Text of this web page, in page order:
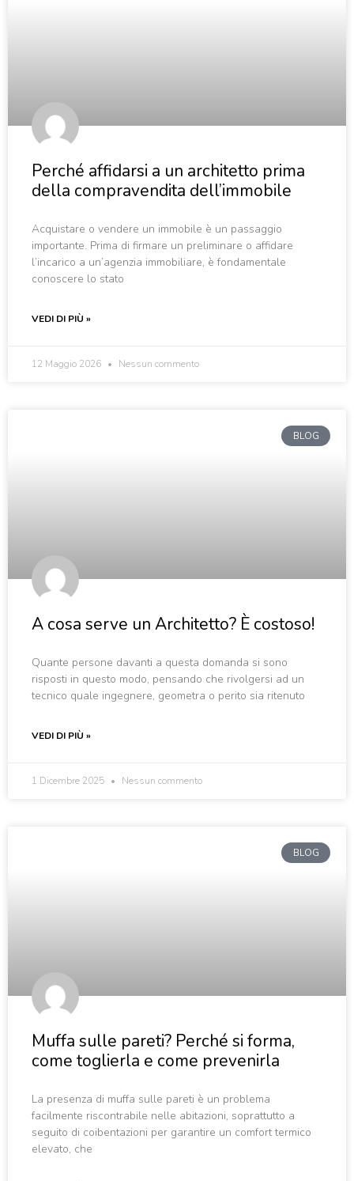
Perché affidarsi a un architetto prima
della compravendita dell’immobile
Acquistare o vendere un immobile è un passaggio
importante. Prima di firmare un preliminare o affidare
l’incarico a un’agenzia immobiliare, è fondamentale
conoscere lo stato
VEDI DI PIÙ »
12 Maggio 2026 Nessun commento
BLOG
A cosa serve un Architetto? È costoso!
Quante persone davanti a questa domanda si sono
risposti in questo modo, pensando che rivolgersi ad un
tecnico quale ingegnere, geometra o perito sia ritenuto
VEDI DI PIÙ »
1 Dicembre 2025 Nessun commento
BLOG
Muffa sulle pareti? Perché si forma,
come toglierla e come prevenirla
La presenza di muffa sulle pareti è un problema
facilmente riscontrabile nelle abitazioni, soprattutto a
seguito di coibentazioni per garantire un comfort termico
elevato, che